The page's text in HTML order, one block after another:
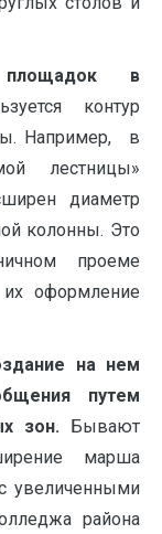
площадок в
контур
Например, в
лестницы»
диаметр
колонны. Это
проеме
оформление
на нем
путем
зон. Бывают
марша
увеличенными
района